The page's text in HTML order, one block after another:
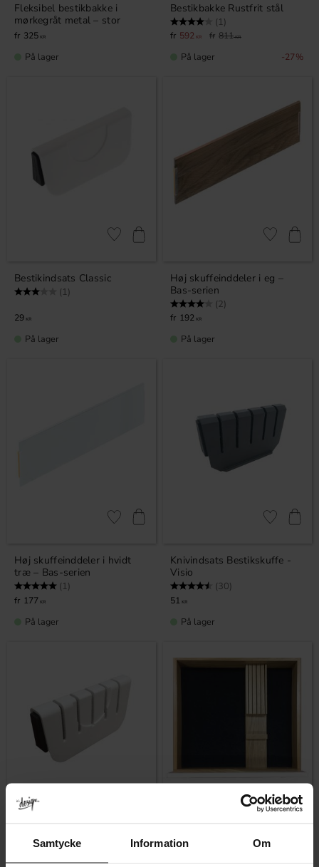
Samtycke Information Om
Fleksibel bestikbakke i
mørkegråt metal – stor
325 KR
På lager
Bestikbakke Rustfrit stål
Vurdering: (1)
592 KR 811KR
27%
På lager
Bestikindsats Classic
Vurdering: (1)
29 KR
Gem som favorit
På lager
Høj skuffeinddeler i eg –
Bas-serien
Vurdering: (2)
192 KR
Gem som
På lager
Høj skuffeinddeler i hvidt
træ – Bas-serien
Vurdering: (1)
177 KR
Gem som favorit
På lager
Knivindsats Bestikskuffe -
Visio
Vurdering: (30)
51 KR
Gem som
På lager
Knivindsats Bestikskuffe
Knivindsats i eg – Bas-serien
Gem som